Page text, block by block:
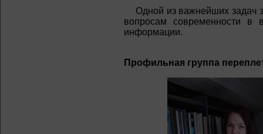
Одной из важнейших задач
вопросам современности в
информации.
Профильная группа